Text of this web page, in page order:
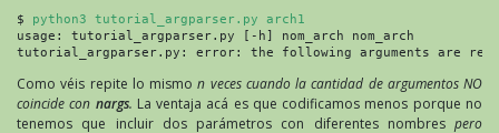
$ python3 tutorial_argparser.py arch1
usage: tutorial_argparser.py [-h] nom_arch nom_arch
tutorial_argparser.py: error: the following arguments are
Como véis repite lo mismon veces cuando la cantidad de argumentos NO
coincide con nargs. La ventaja acá es que codificamos menos porque no
tenemos que incluir dos parámetros con diferentes nombres pero